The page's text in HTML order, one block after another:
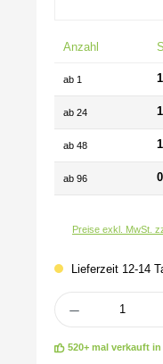
Anzahl
ab 1
ab 24
ab 48
ab 96
Preise exkl. MwSt.
Lieferzeit 12-14
Produkt Anzahl: Gib den
520+ mal verkauft